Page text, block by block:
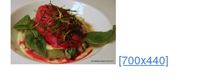
[700x440]